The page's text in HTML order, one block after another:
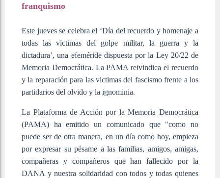
franquismo
Este jueves se celebra el ‘Día del recuerdo y homenaje a
todas las víctimas del golpe militar, la guerra y la
dictadura’, una efeméride dispuesta por la Ley 20/22 de
Memoria Democrática. La PAMA reivindica el recuerdo
y la reparación para las victimas del fascismo frente a los
partidarios del olvido y la ignominia.
La Plataforma de Acción por la Memoria Democrática
(PAMA) ha emitido un comunicado que "como no
puede ser de otra manera, en un día como hoy, empieza
por expresar su pésame a las familias, amigos, amigas,
compañeras y compañeros que han fallecido por la
DANA y nuestra solidaridad con todos y todas quienes